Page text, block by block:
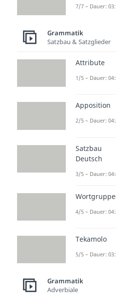
tion
Dauer: 03:39
Bindewörter
7/7 – Dauer:
Grammatik
Satzbau & Satzglieder
Attribute
1/5 – Dauer:
Apposition
2/5 – Dauer:
Satzbau
Deutsch
3/5 – Dauer:
4/5 – Dauer:
Tekamolo
5/5 – Dauer:
Grammatik
Adverbiale